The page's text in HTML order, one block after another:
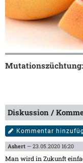
Diskussion /
Kommentar
Ashert — 23.05.2020 16:20
Man wird in Zukunft